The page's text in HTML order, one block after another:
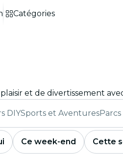
Catégories
DIYSports et Aventures
Ce week-end Cette